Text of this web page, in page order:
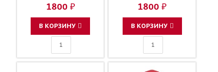
YA03871#089
1800 ₽
В КОРЗИНУ
22199-00-001800 ₽
В КОРЗИНУ